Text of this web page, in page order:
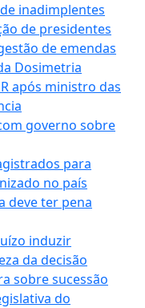
inadimplentes
de presidentes
de emendas
Dosimetria
após ministro das
governo sobre
para
no país
deve ter pena
induzir
da decisão
sobre sucessão
do